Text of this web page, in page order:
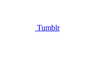
Tumblr